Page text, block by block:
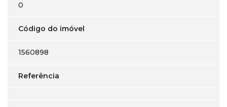
0
Código do imóvel
1560898
Referência